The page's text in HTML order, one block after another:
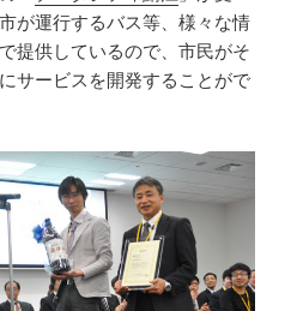
が運行するバス等、様々な情
提供しているので、市民がそ
サービスを開発することがで